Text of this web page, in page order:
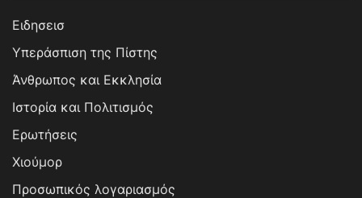
Ειδησεισ
Υπεράσπιση της Πίστης
Άνθρωπος και Εκκλησία
Ιστορία και Πολιτισμός
Ερωτήσεις
Χιούμορ
Προσωπικός λογαριασμός